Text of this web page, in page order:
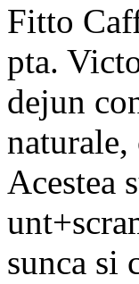
Fitto
pta.
dejun
Acestea
sunca si